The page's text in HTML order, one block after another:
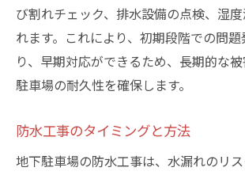
び割れチェック、排水設備の点検、湿
れます。これにより、初期段階での問
り、早期対応ができるため、長期的な
駐車場の耐久性を確保します。
防水工事のタイミングと方法
地下駐車場の防水工事は、水漏れのリ